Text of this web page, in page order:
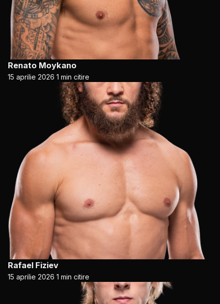
Renato Moykano
15 aprilie 2026 1 min citire
Rafael Fiziev
15 aprilie 2026 1 min citire